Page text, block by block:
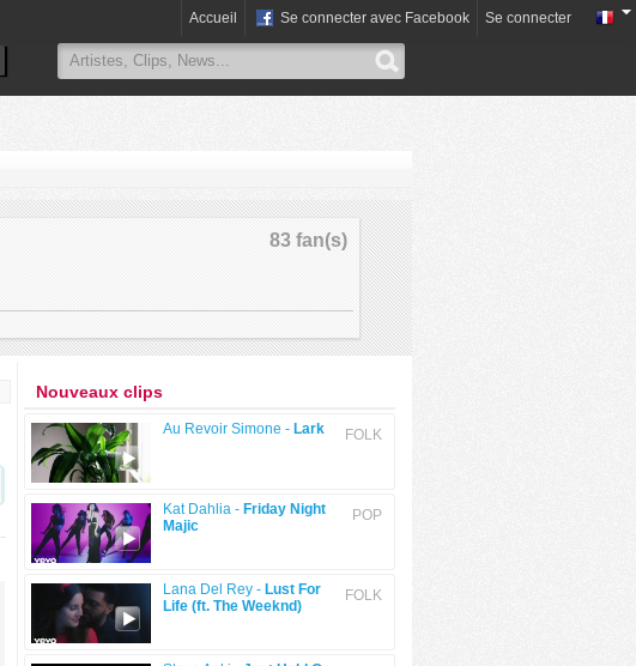
Accueil Se connecter avec Facebook Se connecter
83 fan(s)
Nouveaux clips
FOLK
Au Revoir Simone - Lark
POP
Kat Dahlia - Friday Night
Majic
FOLK
Lana Del Rey - Lust For
Life (ft. The Weeknd)